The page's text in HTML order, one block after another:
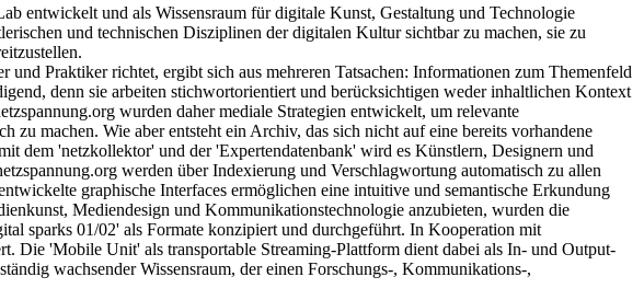
entwickelt und als Wissensraum für digitale Kunst, Gestaltung und Technologie
und technischen Disziplinen der digitalen Kultur sichtbar zu machen, sie zu
Praktiker richtet, ergibt sich aus mehreren Tatsachen: Informationen zum Themenfeld
denn sie arbeiten stichwortorientiert und berücksichtigen weder inhaltlichen Kontext
wurden daher mediale Strategien entwickelt, um relevante
machen. Wie aber entsteht ein Archiv, das sich nicht auf eine bereits vorhandene
dem 'netzkollektor' und der 'Expertendatenbank' wird es Künstlern, Designern und
werden über Indexierung und Verschlagwortung automatisch zu allen
graphische Interfaces ermöglichen eine intuitive und semantische Erkundung
Mediendesign und Kommunikationstechnologie anzubieten, wurden die
sparks 01/02' als Formate konzipiert und durchgeführt. In Kooperation mit
Die 'Mobile Unit' als transportable Streaming-Plattform dient dabei als In- und Output-
wachsender Wissensraum, der einen Forschungs-, Kommunikations-,